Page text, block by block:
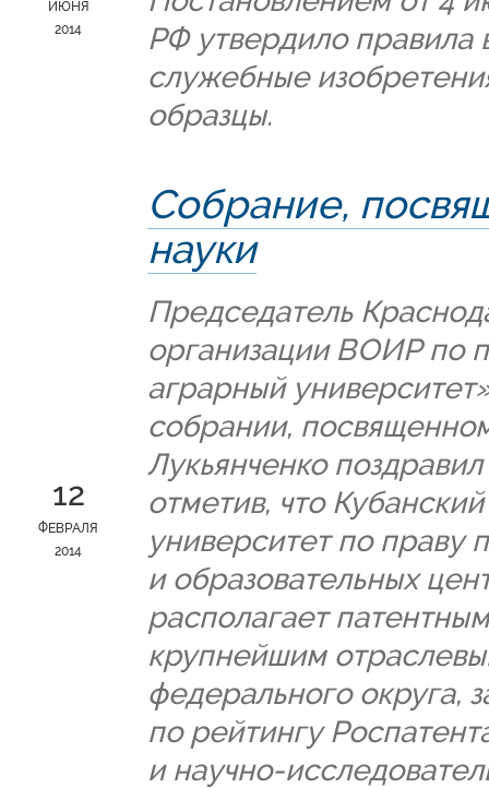
ИЮНЯ
2014
РФ утвердило правила
служебные
образцы.
12
ФЕВРАЛЯ
2014
Собрание,
науки
Председатель
организации ВОИР по
аграрный
собрании,
Лукьянченко
отметив, что
университет по праву
и образовательных
располагает
крупнейшим
федерального округа,
по рейтингу
и научно-